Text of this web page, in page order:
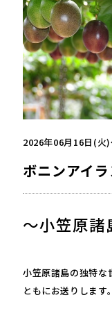
2026年06月16日(火
ボニンアイ
～小笠原諸
小笠原諸島の独特な
ともにお送りします。